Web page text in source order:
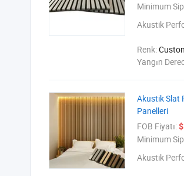
Minimum
Akustik
Renk:
Yangın
Akustik Slat
Panelleri
FOB Fiyatı:
Minimum
Akustik